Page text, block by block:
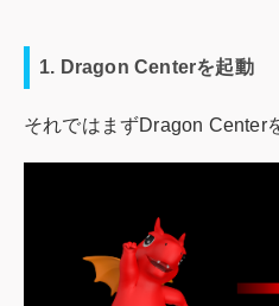
1. Dragon Centerを起動
それではまずDragon Center